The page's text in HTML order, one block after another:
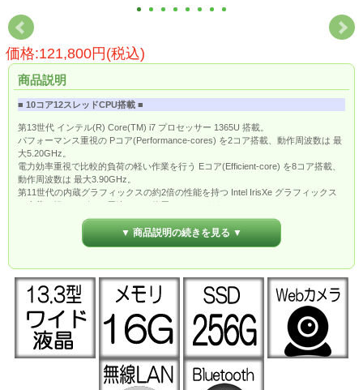
価格:121,800円(税込)
商品説明
■ 10コア12スレッドCPU搭載 ■
第13世代 インテル(R) Core(TM) i7 プロセッサー 1365U 搭載。
パフォーマンス重視の Pコア(Performance-cores) を2コア搭載、動作周波数は 最
大5.20GHz。
電力効率重視で比較的負荷の軽い作業を行う Eコア(Efficient-core) を8コア搭載、
動作周波数は 最大3.90GHz。
第11世代の内蔵グラフィックスの約2倍の性能を持つ Intel IrisXe グラフィックス
を内蔵、軽めのゲーム用途でもご使用いただけます。
■ 高解像度液晶 ■
13.3インチ WUXGA (1,920 x 1,200) アンチグレア (16:10) WVA液晶搭載。
に広いWUXGA表示で生産性が向上します。
■ 高速ワイヤレスLAN搭載 ■
高速無線LAN規格「Wi-Fi 6E」に対応したワイヤレスLAN搭載なので、Wi-Fiでも
有線並みの高速なネット通信が可能です。
■ 豊富な生体認証機能 ■
電源ボタンに指紋認証センサーを内蔵、IRカメラも搭載で顔認証によるロック画
面の解除も可能です。
■ Windows 11 導入済み ■
▼ 商品説明の続きを見る ▼